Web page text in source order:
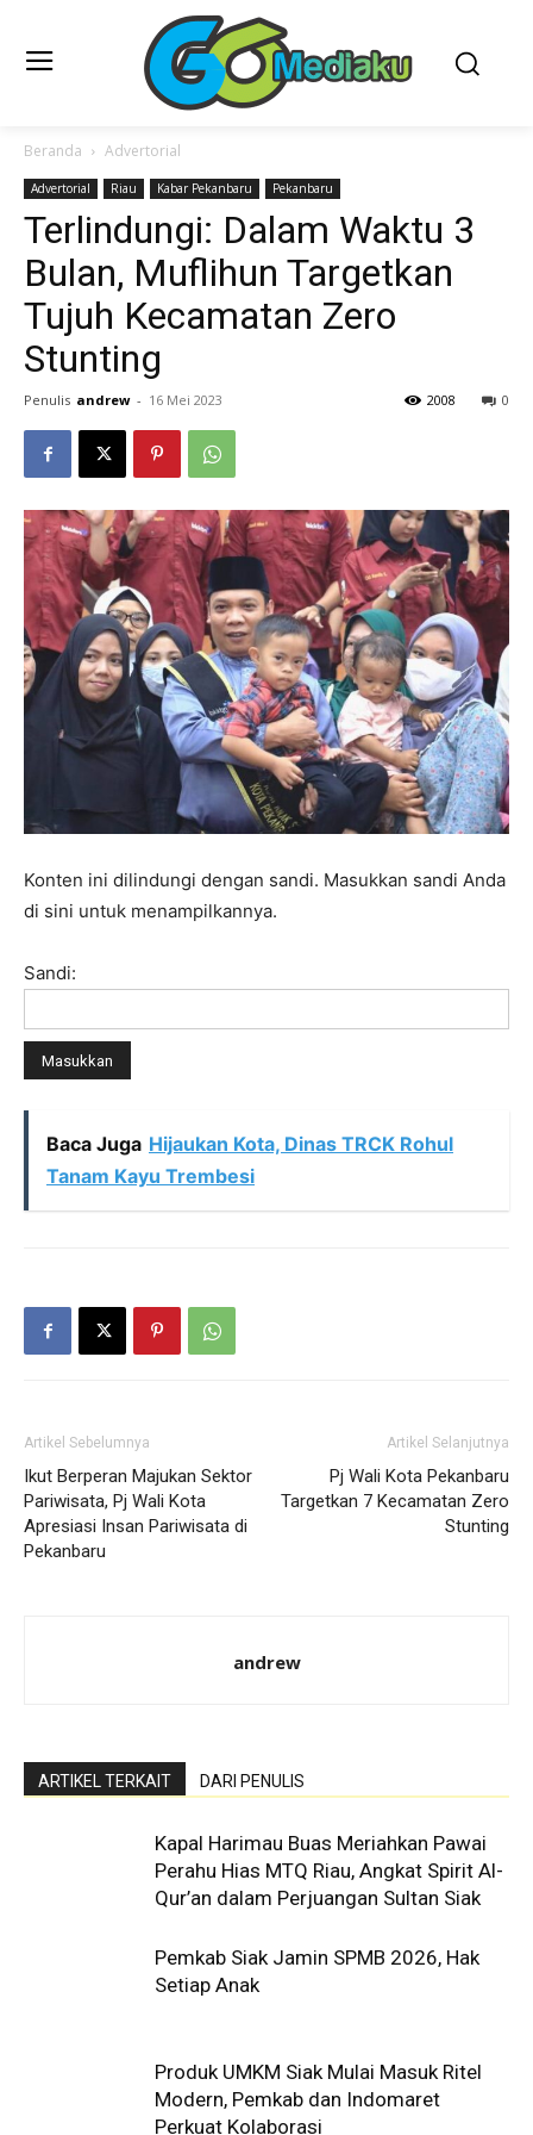
Beranda Advertorial
Advertorial Riau Kabar Pekanbaru Pekanbaru
Terlindungi: Dalam Waktu 3
Bulan, Muflihun Targetkan
Tujuh Kecamatan Zero
Stunting
Penulis andrew - 16 Mei 2023 0
2008
Konten ini dilindungi dengan sandi. Masukkan sandi Anda
di sini untuk menampilkannya.
Sandi:
Baca Juga Hijaukan Kota, Dinas TRCK Rohul
Tanam Kayu Trembesi
Artikel Sebelumnya
Ikut Berperan Majukan Sektor
Pariwisata, Pj Wali Kota
Apresiasi Insan Pariwisata di
Pekanbaru
Artikel Selanjutnya
Pj Wali Kota Pekanbaru
Targetkan 7 Kecamatan Zero
Stunting
andrew
ARTIKEL TERKAIT DARI PENULIS
Kapal Harimau Buas Meriahkan Pawai
Perahu Hias MTQ Riau, Angkat Spirit Al-
Qur’an dalam Perjuangan Sultan Siak
Pemkab Siak Jamin SPMB 2026, Hak
Setiap Anak
Produk UMKM Siak Mulai Masuk Ritel
Modern, Pemkab dan Indomaret
Perkuat Kolaborasi